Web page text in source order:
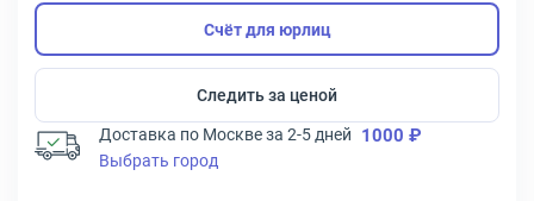
Счёт для юрлиц
Следить за ценой
Доставка по Москве за 2-5 дней 1000 ₽
Выбрать город